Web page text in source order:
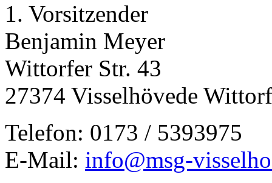
1. Vorsitzender
Benjamin Meyer
Wittorfer Str. 43
27374 Visselhövede Wittorf
Telefon: 0173 / 5393975
E-Mail: info@msg-